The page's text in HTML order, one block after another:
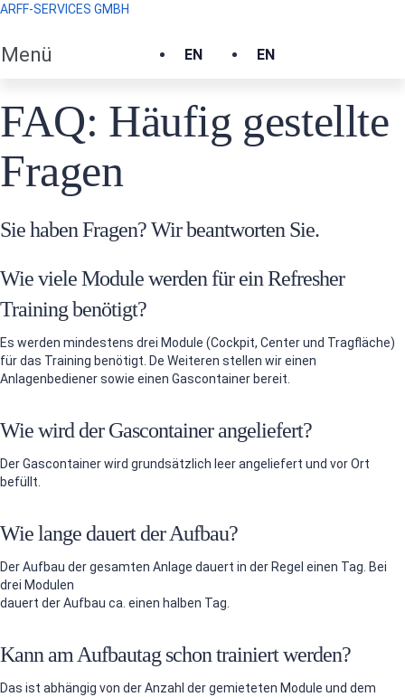
ARFF-SERVICES GMBH
EN
EN
Menü
FAQ: Häufig gestellte
Fragen
Sie haben Fragen? Wir beantworten Sie.
Wie viele Module werden für ein Refresher
Training benötigt?
Es werden mindestens drei Module (Cockpit, Center und Tragfläche)
für das Training benötigt. De Weiteren stellen wir einen
Anlagenbediener sowie einen Gascontainer bereit.
Wie wird der Gascontainer angeliefert?
Der Gascontainer wird grundsätzlich leer angeliefert und vor Ort
befüllt.
Wie lange dauert der Aufbau?
Der Aufbau der gesamten Anlage dauert in der Regel einen Tag. Bei
drei Modulen
dauert der Aufbau ca. einen halben Tag.
Kann am Aufbautag schon trainiert werden?
Das ist abhängig von der Anzahl der gemieteten Module und dem